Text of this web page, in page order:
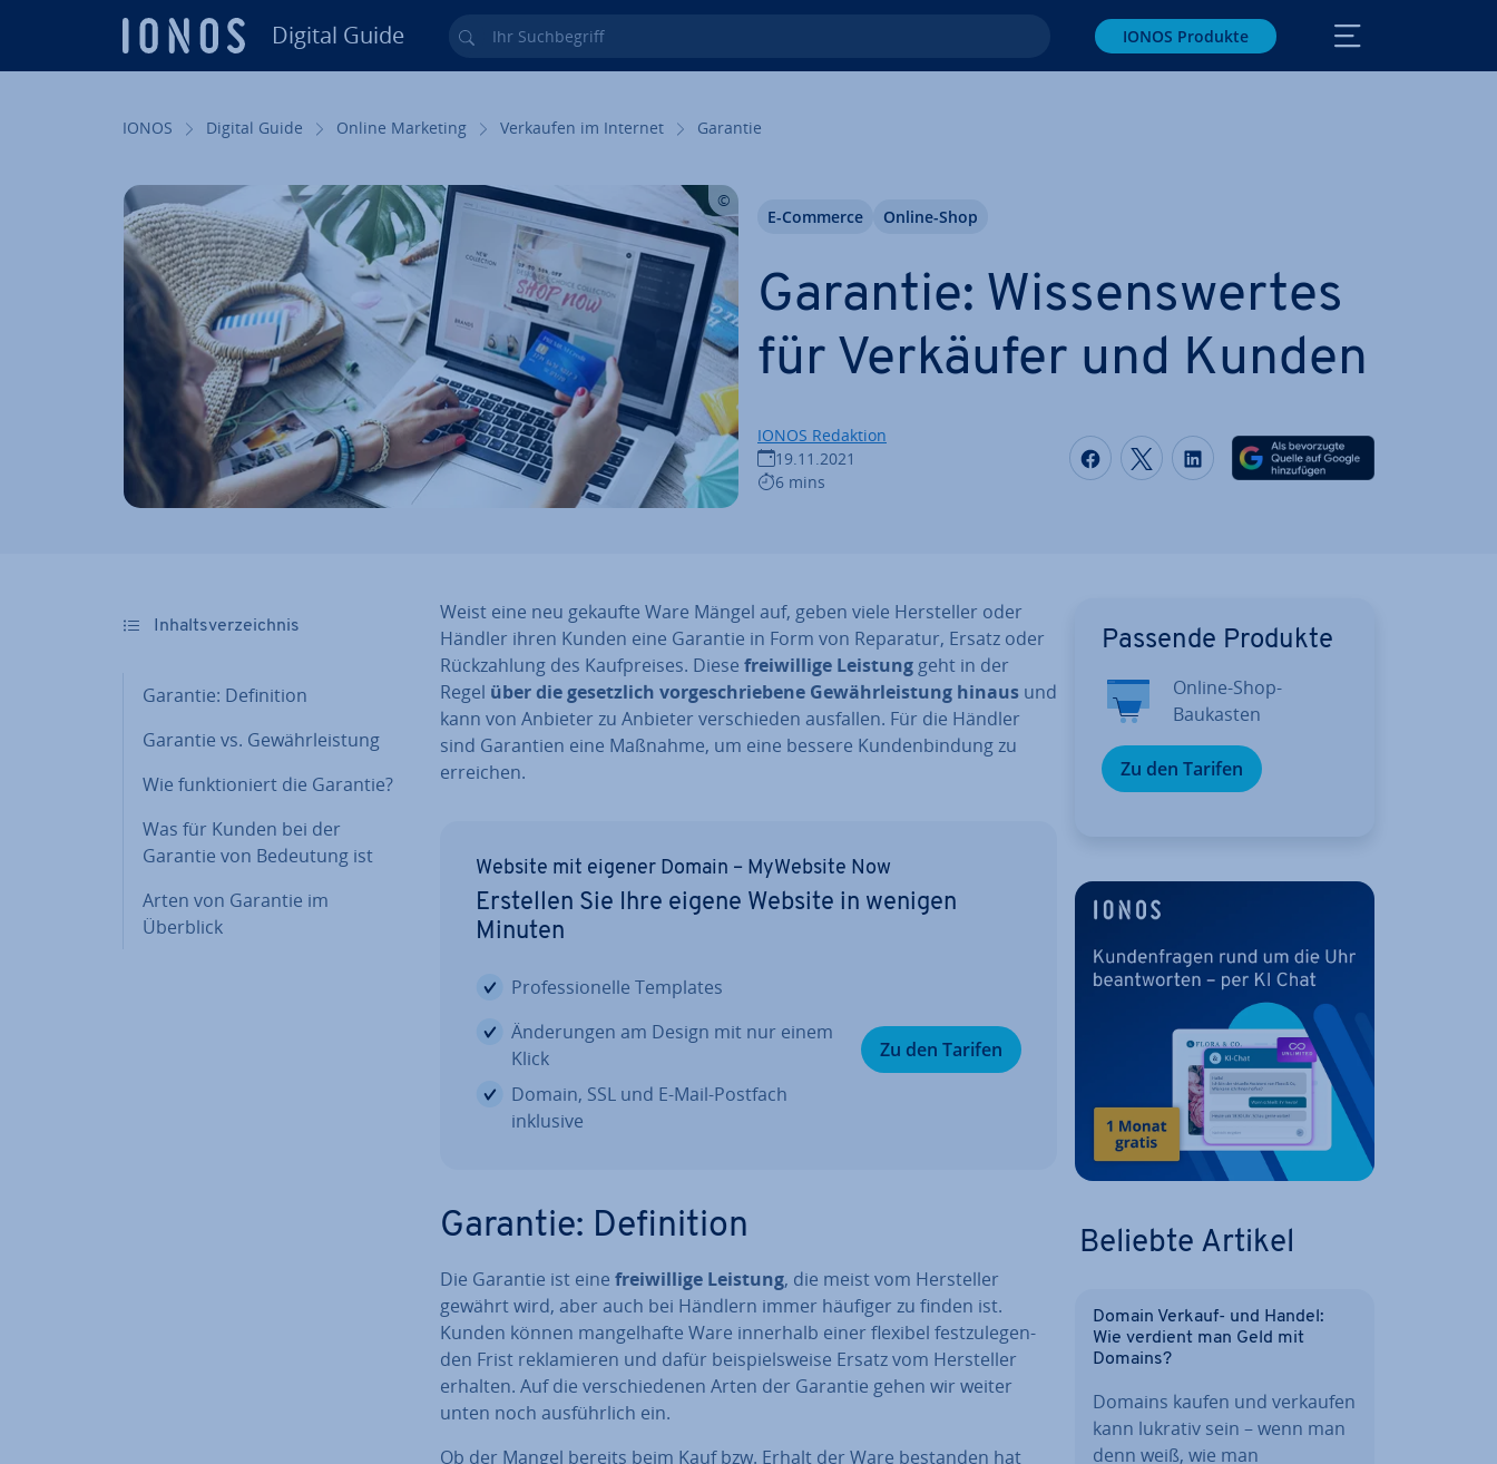
Digital Guide Ihr Such­be­griff IONOS Produkte
IONOS Digital Guide Online Marketing Verkaufen im Internet Garantie
Garantie: Wis­sens­wer­tes
für Verkäufer und Kunden
IONOS Redaktion
19.11.2021
6 mins
Auf Facebook teilen
Auf Twitter teilen
Auf LinkedIn teilen
E-Commerce Online-Shop
In­halts­ver­zeich­nis
Garantie: De­fi­ni­ti­on
Garantie vs. Ge­währ­leis­tung
Wie funk­tio­niert die Garantie?
Was für Kunden bei der
Garantie von Bedeutung ist
Arten von Garantie im
Überblick
Weist eine neu gekaufte Ware Mängel auf, geben viele Her­stel­ler oder
Händler ihren Kunden eine Garantie in Form von Reparatur, Ersatz oder
Rück­zah­lung des Kauf­prei­ses. Diese frei­wil­li­ge Leistung geht in der
Regel über die ge­setz­lich vor­ge­schrie­be­ne Ge­währ­leis­tung hinaus und
kann von Anbieter zu Anbieter ver­schie­den ausfallen. Für die Händler
sind Garantien eine Maßnahme, um eine bessere Kun­den­bin­dung zu
erreichen.
Website mit eigener Domain – MyWebsite Now
Erstellen Sie Ihre eigene Website in wenigen
Minuten
Pro­fes­sio­nel­le Templates
Än­de­run­gen am Design mit nur einem
Klick
Domain, SSL und E-Mail-Postfach
inklusive
Zu den Tarifen
Garantie: De­fi­ni­ti­on
Die Garantie ist eine frei­wil­li­ge Leistung, die meist vom Her­stel­ler
gewährt wird, aber auch bei Händlern immer häufiger zu finden ist.
Kunden können man­gel­haf­te Ware innerhalb einer flexibel fest­zu­le­gen­
den Frist re­kla­mie­ren und dafür bei­spiels­wei­se Ersatz vom Her­stel­ler
erhalten. Auf die ver­schie­de­nen Arten der Garantie gehen wir weiter
unten noch aus­führ­lich ein.
Ob der Mangel bereits beim Kauf bzw. Erhalt der Ware bestanden hat
Passende Produkte
Online-Shop-
Baukasten
Zu den Tarifen
Beliebte Artikel
Domain Verkauf- und Handel:
Wie verdient man Geld mit
Domains?
Domains kaufen und verkaufen
kann lukrativ sein – wenn man
denn weiß, wie man